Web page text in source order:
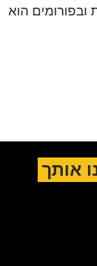
הוא
אותך